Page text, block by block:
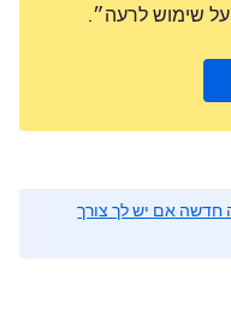
שימוש לרעה״.
חדשה אם יש לך צורך